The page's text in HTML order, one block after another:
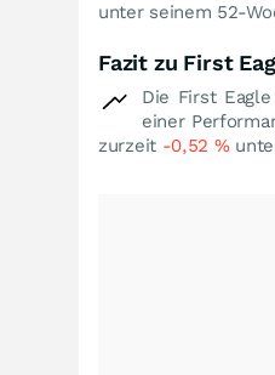
unter seinem 52-
Fazit zu First
Die First
einer
zurzeit -0,52 %